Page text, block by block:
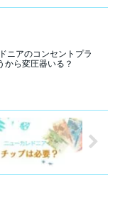
ニアのコンセントプラ
から変圧器いる？